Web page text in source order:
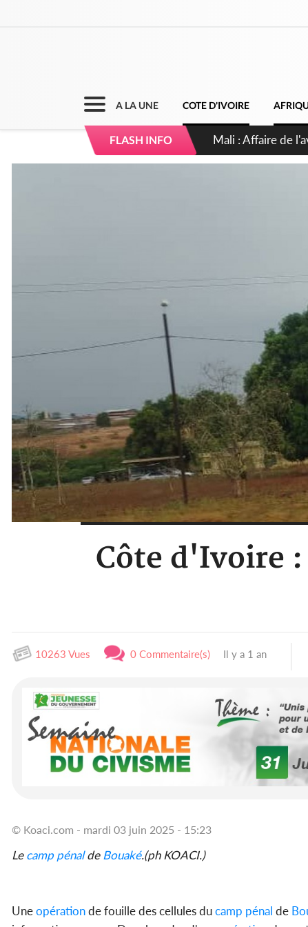
A LA UNE COTE D'IVOIRE
FLASH INFO Nigeria : Le Togo
Côte d'Ivoire
10263 Vues 0 Commentaire(s) Il y a 1 an
© Koaci.com - mardi 03 juin 2025 - 15:23
Lecamp pénalde Bouaké.(ph KOACI.)
Uneopérationde fouille des cellules ducamp pénal de